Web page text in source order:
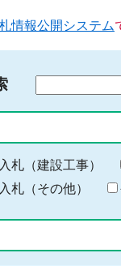
情報公開システム
る
キ
ー
ー
札（建設工事）
札（その他）